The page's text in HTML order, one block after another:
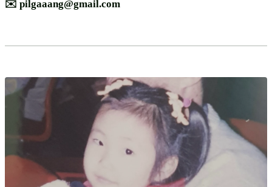
✉️ pilgaaang@gmail.com